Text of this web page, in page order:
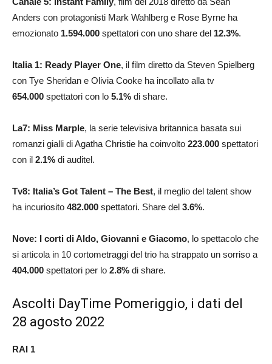
Anders con protagonisti Mark Wahlberg e Rose Byrne ha
emozionato 1.594.000 spettatori con uno share del 12.3%.
Italia 1: Ready Player One, il film diretto da Steven Spielberg
con Tye Sheridan e Olivia Cooke ha incollato alla tv
654.000 spettatori con lo 5.1% di share.
La7: Miss Marple, la serie televisiva britannica basata sui
romanzi gialli di Agatha Christie ha coinvolto 223.000 spettatori
con il 2.1% di auditel.
Tv8: Italia’s Got Talent – The Best, il meglio del talent show
ha incuriosito 482.000 spettatori. Share del 3.6%.
Nove: I corti di Aldo, Giovanni e Giacomo, lo spettacolo che
si articola in 10 cortometraggi del trio ha strappato un sorriso a
404.000 spettatori per lo 2.8% di share.
Ascolti DayTime Pomeriggio, i dati del
28 agosto 2022
RAI 1